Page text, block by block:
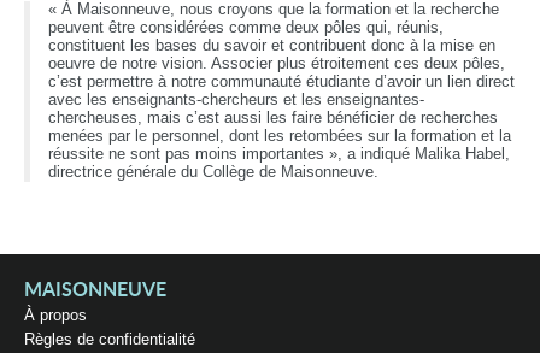
« À Maisonneuve, nous croyons que la formation et la recherche
peuvent être considérées comme deux pôles qui, réunis,
constituent les bases du savoir et contribuent donc à la mise en
oeuvre de notre vision. Associer plus étroitement ces deux pôles,
c’est permettre à notre communauté étudiante d’avoir un lien direct
avec les enseignants-chercheurs et les enseignantes-
chercheuses, mais c’est aussi les faire bénéficier de recherches
menées par le personnel, dont les retombées sur la formation et la
réussite ne sont pas moins importantes », a indiqué Malika Habel,
directrice générale du Collège de Maisonneuve.
MAISONNEUVE
À propos
Règles de confidentialité